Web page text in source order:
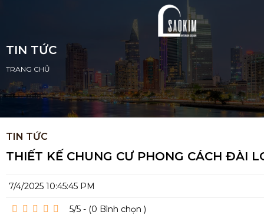
TIN TỨC
TRANG CHỦ
TIN TỨC
THIẾT KẾ CHUNG CƯ PHONG CÁCH ĐÀI
7/4/2025 10:45:45 PM
5/5 - (0 Bình chọn )